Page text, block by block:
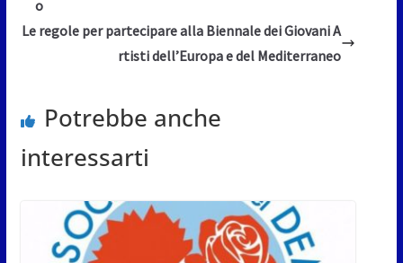
o
Le regole per partecipare alla Biennale dei Giovani A
rtisti dell’Europa e del Mediterraneo
Potrebbe anche
interessarti